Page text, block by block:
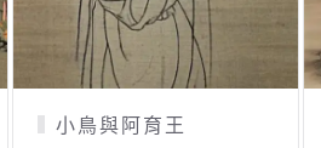
小鳥與阿育王